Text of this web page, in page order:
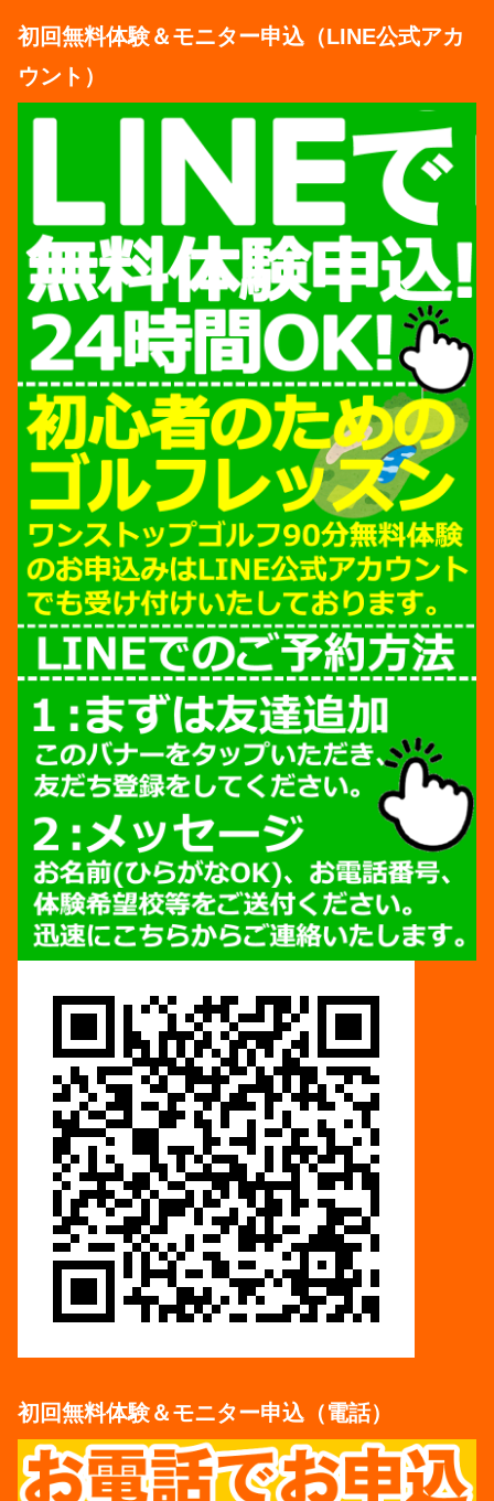
初回無料体験＆モニター申込（LINE公式アカ
ウント）
初回無料体験＆モニター申込（電話）